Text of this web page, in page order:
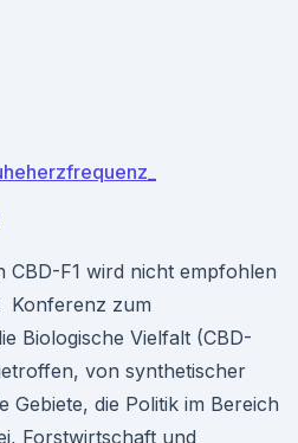
F1 wird nicht empfohlen
zum
Biologische Vielfalt (CBD-
von synthetischer
Gebiete, die Politik im Bereich
Forstwirtschaft und